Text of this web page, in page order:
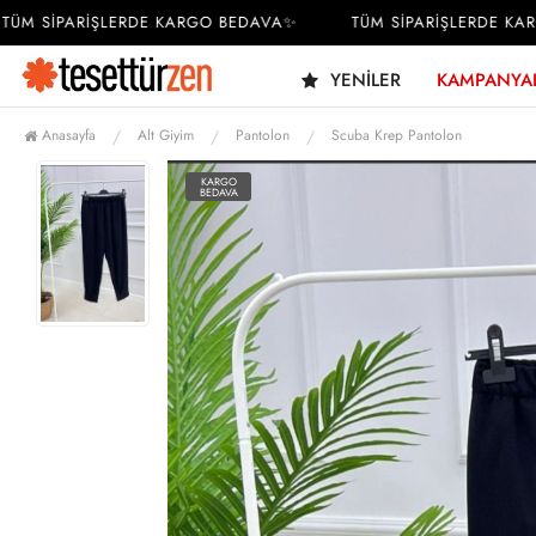
SİPARİŞLERDE KARGO BEDAVA✨ TÜM SİPARİŞLERDE
YENILER
Anasayfa Alt Giyim Pantolon Scuba Krep Pantolon
KARGO
BEDAVA